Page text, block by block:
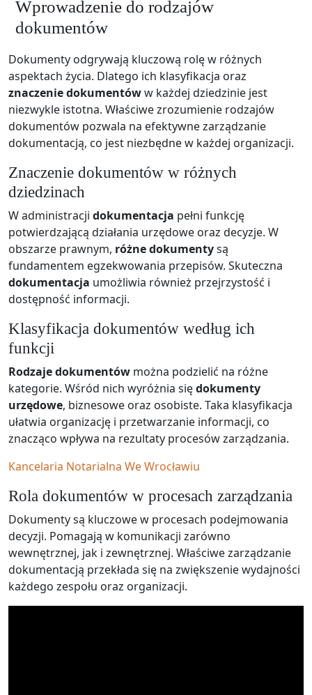
Wprowadzenie do rodzajów
dokumentów
Dokumenty odgrywają kluczową rolę w różnych
aspektach życia. Dlatego ich klasyfikacja oraz
znaczenie dokumentóww każdej dziedzinie jest
niezwykle istotna. Właściwe zrozumienie rodzajów
dokumentów pozwala na efektywne zarządzanie
dokumentacją, co jest niezbędne w każdej organizacji.
Znaczenie dokumentów w różnych
dziedzinach
W administracji dokumentacja pełni funkcję
potwierdzającą działania urzędowe oraz decyzje. W
obszarze prawnym, różne dokumentysą
fundamentem egzekwowania przepisów. Skuteczna
dokumentacja umożliwia również przejrzystość i
dostępność informacji.
Klasyfikacja dokumentów według ich
funkcji
Rodzaje dokumentów można podzielić na różne
kategorie. Wśród nich wyróżnia siędokumenty
urzędowe, biznesowe oraz osobiste. Taka klasyfikacja
ułatwia organizację i przetwarzanie informacji, co
znacząco wpływa na rezultaty procesów zarządzania.
Kancelaria Notarialna We Wrocławiu
Rola dokumentów w procesach zarządzania
Dokumenty są kluczowe w procesach podejmowania
decyzji. Pomagają w komunikacji zarówno
wewnętrznej, jak i zewnętrznej. Właściwe zarządzanie
dokumentacją przekłada się na zwiększenie wydajności
każdego zespołu oraz organizacji.